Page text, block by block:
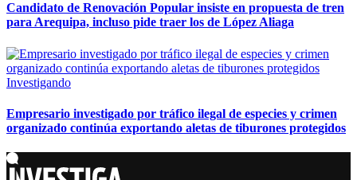
Candidato de Renovación Popular insiste en propuesta de tren
para Arequipa, incluso pide traer los de López Aliaga
Investigando
Empresario investigado por tráfico ilegal de especies y crimen
organizado continúa exportando aletas de tiburones protegidos